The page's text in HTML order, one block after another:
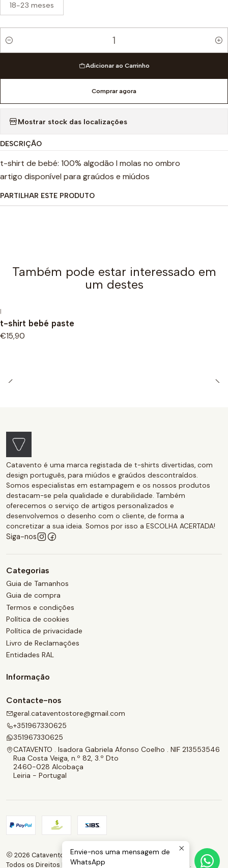
18-23 meses
Quantidade
Adicionar ao Carrinho
Comprar agora
Mostrar stock das localizações
DESCRIÇÃO
t-shirt de bebé: 100% algodão I molas no ombro
artigo disponível para graúdos e miúdos
PARTILHAR ESTE PRODUTO
Também pode estar interessado em
um destes
|
t-shirt bebé paste
€15,90
Catavento é uma marca registada de t-shirts divertidas, com
design português, para miúdos e graúdos descontraídos.
Somos especialistas em estampagem e os nossos produtos
destacam-se pela qualidade e durabilidade. Também
oferecemos o serviço de artigos personalizados e
desenvolvemos o desenho com o cliente, de forma a
concretizar a sua ideia. Somos por isso a ESCOLHA ACERTADA!
Siga-nos
Categorias
Guia de Tamanhos
Guia de compra
Termos e condições
Política de cookies
Política de privacidade
Livro de Reclamações
Entidades RAL
Informação
Contacte-nos
geral.cataventostore@gmail.com
+351967330625
351967330625
CATAVENTO . Isadora Gabriela Afonso Coelho . NIF 213553546
Rua Costa Veiga, n.º 82, 3.º Dto
2460-028 Alcobaça
Leiria - Portugal
2026 Catavento.
Todos os Direitos Reservados.Com tecnologia Jumpseller .
Envie-nos uma mensagem de
WhatsApp